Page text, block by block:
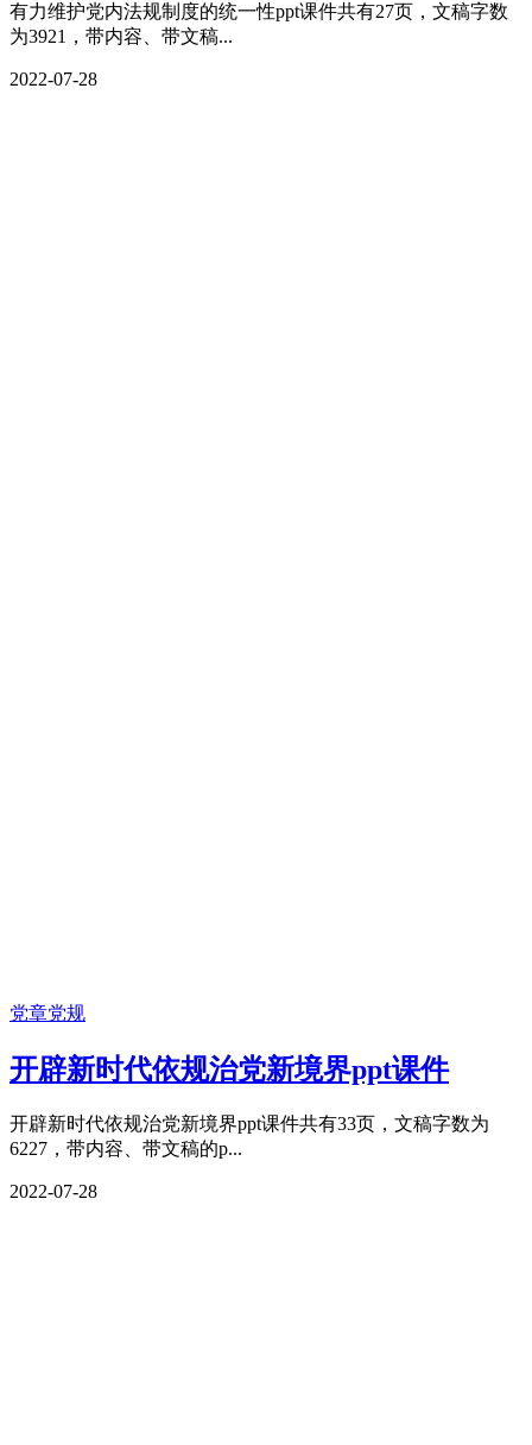
有力维护党内法规制度的统一性ppt课件共有27页，文稿字数
为3921，带内容、带文稿...
2022-07-28
党章党规
开辟新时代依规治党新境界ppt课件
开辟新时代依规治党新境界ppt课件共有33页，文稿字数为
6227，带内容、带文稿的p...
2022-07-28